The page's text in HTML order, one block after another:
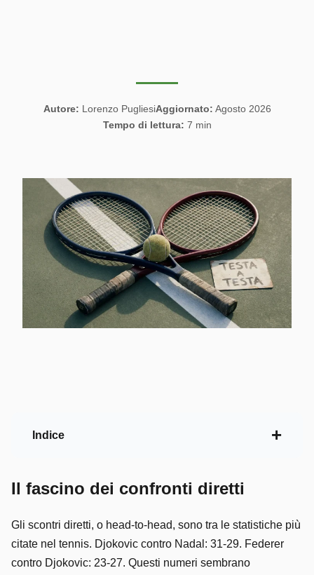
Autore: Lorenzo PugliesiAggiornato: Agosto 2026
Tempo di lettura: 7 min
Indice
Il fascino dei confronti diretti
Gli scontri diretti, o head-to-head, sono tra le statistiche più
citate nel tennis. Djokovic contro Nadal: 31-29. Federer
contro Djokovic: 23-27. Questi numeri sembrano